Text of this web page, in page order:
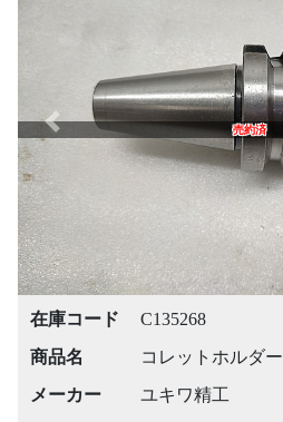
売約済
Previous
在庫コード
C135268
商品名
コレットホルダー
メーカー
ユキワ精工